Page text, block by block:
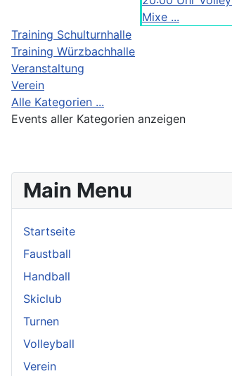
Mixe ...
Training Schulturnhalle
Training Würzbachhalle
Veranstaltung
Verein
Alle Kategorien ...
Events aller Kategorien anzeigen
Main Menu
Startseite
Faustball
Handball
Skiclub
Turnen
Volleyball
Verein